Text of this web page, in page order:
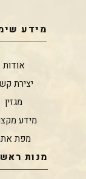
מידע
אודות
יצירת
מגזין
מידע
מפת
מנות